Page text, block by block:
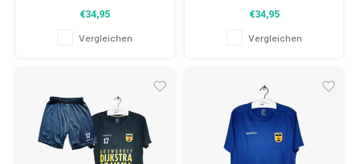
Hemdes: 9.5/10 (gebraucht)
€34,95
Vergleichen
Hemdes: 9.5/10 (gebraucht)
€34,95
Vergleichen